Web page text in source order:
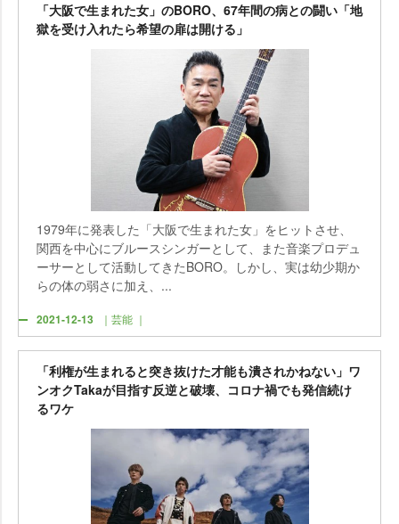
「大阪で生まれた女」のBORO、67年間の病との闘い「地
獄を受け入れたら希望の扉は開ける」
1979年に発表した「大阪で生まれた女」をヒットさせ、
関西を中心にブルースシンガーとして、また音楽プロデュ
ーサーとして活動してきたBORO。しかし、実は幼少期か
らの体の弱さに加え、...
2021-12-13 ｜芸能 ｜
「利権が生まれると突き抜けた才能も潰されかねない」ワ
ンオクTakaが目指す反逆と破壊、コロナ禍でも発信続け
るワケ